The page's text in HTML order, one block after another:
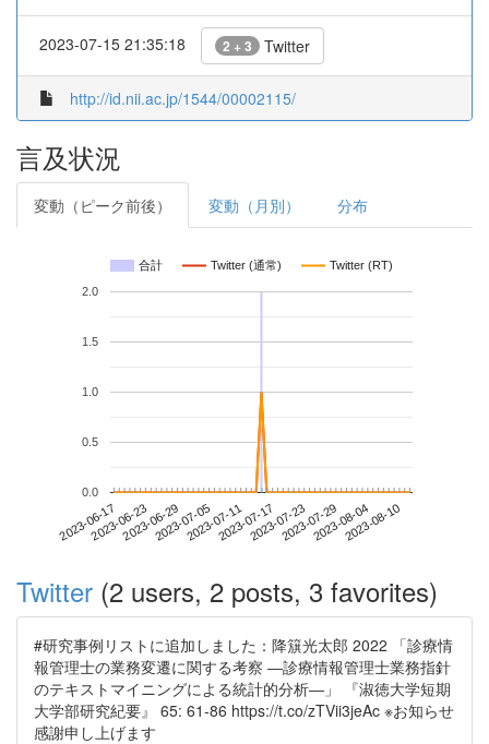
2023-07-15 21:35:18 2 + 3 Twitter
http://id.nii.ac.jp/1544/00002115/
言及状況
変動（ピーク前後） 変動（月別） 分布
合計 Twitter (通常) Twitter (RT)
2023-06-172023-06-232023-06-292023-07-052023-07-112023-07-172023-07-232023-07-292023-08-042023-08-10
0.0
0.5
1.0
1.5
2.0
Twitter (2 users, 2 posts, 3 favorites)
#研究事例リストに追加しました：降簱光太郎 2022 「診療情
報管理士の業務変遷に関する考察 ―診療情報管理士業務指針
のテキストマイニングによる統計的分析―」 『淑徳大学短期
大学部研究紀要』 65: 61-86 https://t.co/zTVii3jeAc ※お知らせ
感謝申し上げます